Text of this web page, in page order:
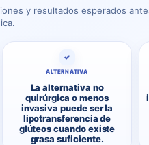
y resultados esperados
✓
ALTERNATIVA
La alternativa no
quirúrgica o menos
invasiva puede ser la
lipotransferencia de
glúteos cuando existe
grasa suficiente.